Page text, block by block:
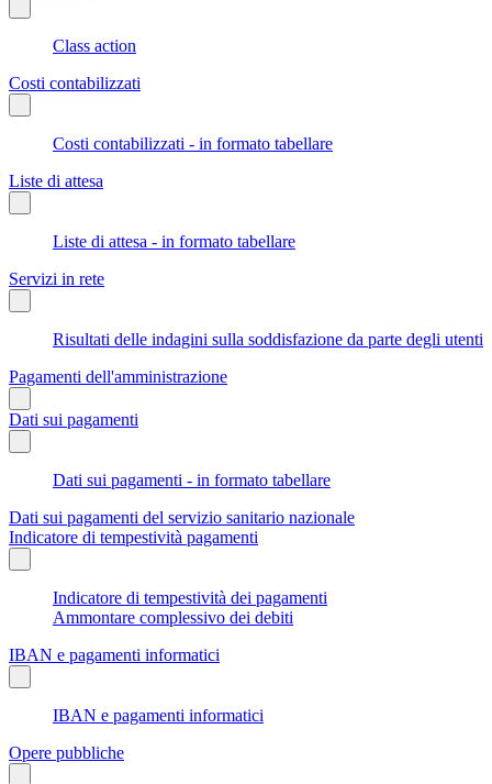
Class action
Costi contabilizzati
Costi contabilizzati - in formato tabellare
Liste di attesa
Liste di attesa - in formato tabellare
Servizi in rete
Risultati delle indagini sulla soddisfazione da parte degli utenti
Pagamenti dell'amministrazione
Dati sui pagamenti
Dati sui pagamenti - in formato tabellare
Dati sui pagamenti del servizio sanitario nazionale
Indicatore di tempestività pagamenti
Indicatore di tempestività dei pagamenti
Ammontare complessivo dei debiti
IBAN e pagamenti informatici
IBAN e pagamenti informatici
Opere pubbliche